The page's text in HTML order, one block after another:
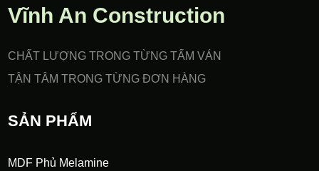
Vĩnh An Construction
CHẤT LƯỢNG TRONG TỪNG TẤM VÁN
TẬN TÂM TRONG TỪNG ĐƠN HÀNG
SẢN PHẨM
MDF Phủ Melamine